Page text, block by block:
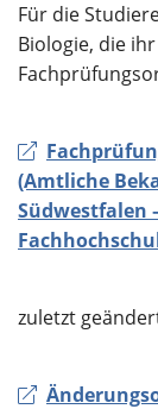
Für die
Biologie, die
(Amtliche
Südwestfalen
zuletzt